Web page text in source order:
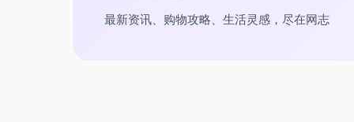
最新资讯、购物攻略、生活灵感，尽在网志